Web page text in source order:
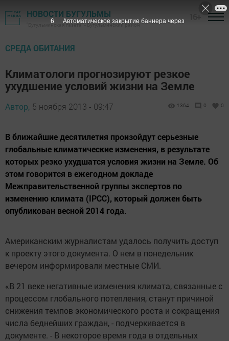
НОВОСТИ БУГУЛЬМЫ
"Бугульминская газета" - Бугульминский район
СРЕДА ОБИТАНИЯ
Климатологи прогнозируют резкое
ухудшение условий жизни на Земле
Автор, 5 ноября 2013 - 09:47 1364 0 0
В ближайшие десятилетия произойдут серьезные
глобальные климатические изменения, в результате
которых резко ухудшатся условия жизни на Земле. Об
этом говорится в ежегодном докладе
Межправительственной группы экспертов по
изменению климата (IPCC), который должен быть
опубликован весной 2014 года.
Американским журналистам удалось получить доступ
к проекту этого документа. О нем в понедельник
вечером информировали местные СМИ.
«В 21 веке негативные изменения климата, связанные с
процессом глобального потепления, станут причиной
снижения темпов экономического роста и сокращения
числа беднейших граждан, - подчеркивается в
документе. - В некоторое время года в отдельных
5 Автоматическое закрытие баннера через